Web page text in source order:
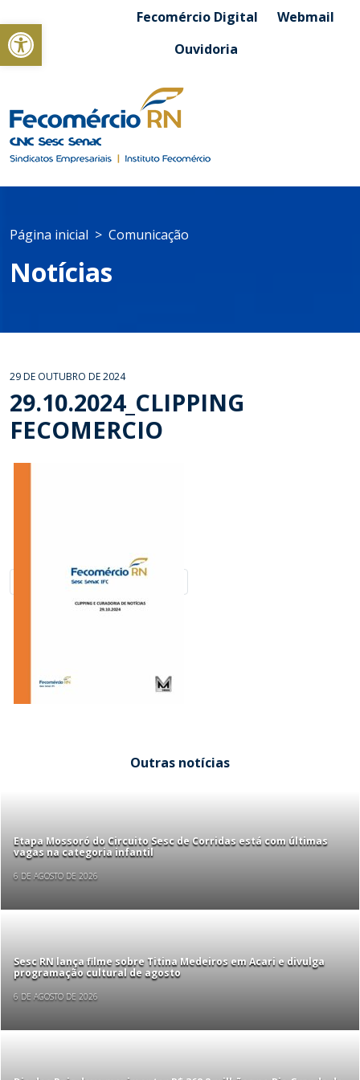
Abrir a barra de ferramentasFecomércio Digital
Webmail
Ouvidoria
Página inicial Comunicação
Notícias
29 DE OUTUBRO DE 2024
29.10.2024_CLIPPING
FECOMERCIO
Outras notícias
Etapa Mossoró do Circuito Sesc de Corridas está com últimas
vagas na categoria infantil
6 DE AGOSTO DE 2026
Sesc RN lança filme sobre Titina Medeiros em Acari e divulga
programação cultural de agosto
6 DE AGOSTO DE 2026